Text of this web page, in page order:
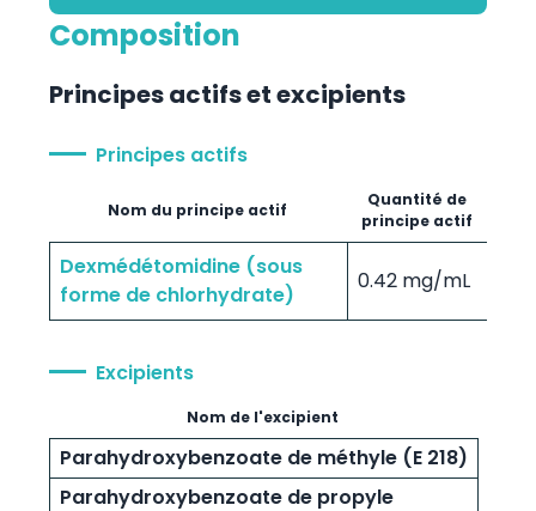
Composition
Principes actifs et excipients
Principes actifs
Nom du principe actif
Quantité de
principe actif
Dexmédétomidine (sous
forme de chlorhydrate)
0.42 mg/mL
Excipients
Nom de l'excipient
Parahydroxybenzoate de méthyle (E 218)
Parahydroxybenzoate de propyle